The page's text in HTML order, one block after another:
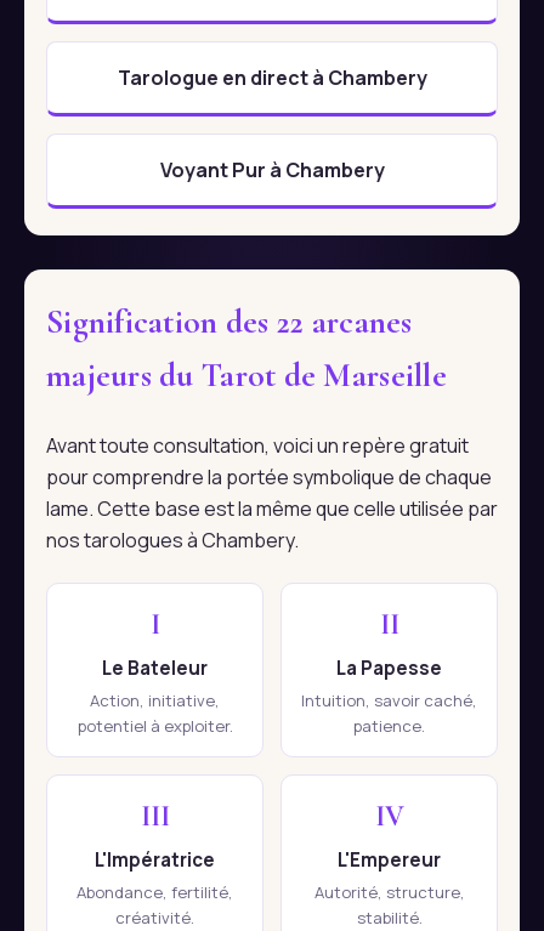
Tarologue en direct à Chambery
Voyant Pur à Chambery
Signification des 22 arcanes
majeurs du Tarot de Marseille
Avant toute consultation, voici un repère gratuit
pour comprendre la portée symbolique de chaque
lame. Cette base est la même que celle utilisée par
nos tarologues à Chambery.
I
Le Bateleur
Action, initiative,
potentiel à exploiter.
II
La Papesse
Intuition, savoir caché,
patience.
III
L'Impératrice
Abondance, fertilité,
créativité.
IV
L'Empereur
Autorité, structure,
stabilité.